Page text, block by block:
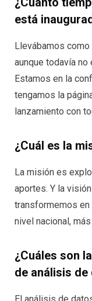
está
Llevábamos
aunque todavía
Estamos en la
tengamos la
lanzamiento con
¿Cuál es la
La misión es
aportes. Y la
transformemos
nivel nacional,
¿Cuáles son
de análisis de